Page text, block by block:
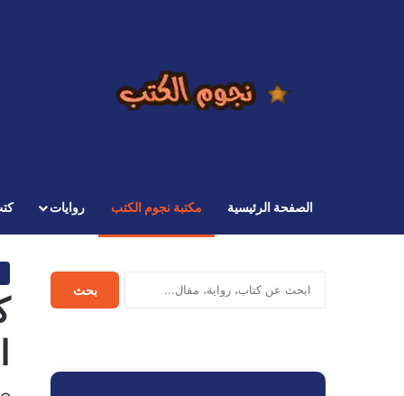
الصفحة الرئيسية مكتبة نجوم الكتب روايات
ابحث
بحث